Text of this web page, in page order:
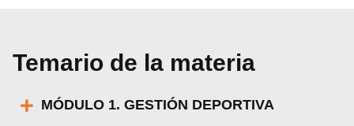
Temario de la materia
MÓDULO 1. GESTIÓN DEPORTIVA